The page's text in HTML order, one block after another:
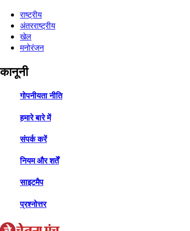
राष्ट्रीय
अंतरराष्ट्रीय
खेल
मनोरंजन
कानूनी
गोपनीयता नीति
हमारे बारे में
संपर्क करें
नियम और शर्तें
साइटमैप
प्रश्नोत्तर